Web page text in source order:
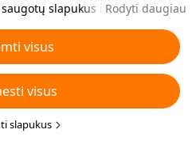
slapukus ir panašias
arba pasirinkti, kuriuos
išjungti, spustelėję toliau
arba bet kuriuo metu
informacijos rasite mūsų
politikoje..
Rodyti daugiau
visus
visus
slapukus